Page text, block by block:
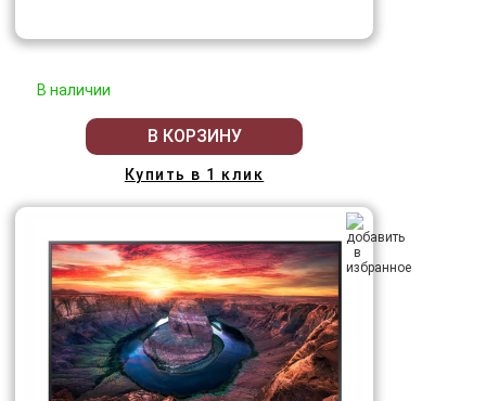
В наличии
В КОРЗИНУ
Купить в 1 клик